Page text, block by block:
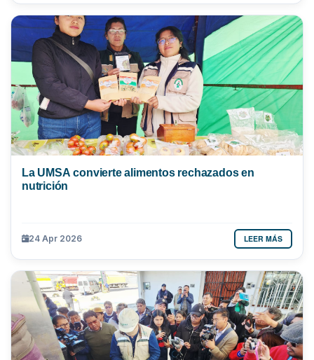
La UMSA convierte alimentos rechazados en
nutrición
24 Apr 2026 LEER MÁS